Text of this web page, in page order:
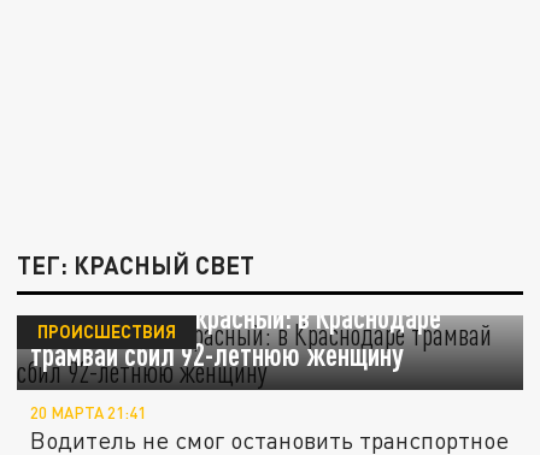
ТЕГ: КРАСНЫЙ СВЕТ
Переходила на красный: в Краснодаре
трамвай сбил 92-летнюю женщину
ПРОИСШЕСТВИЯ
20 МАРТА 21:41
Водитель не смог остановить транспортное